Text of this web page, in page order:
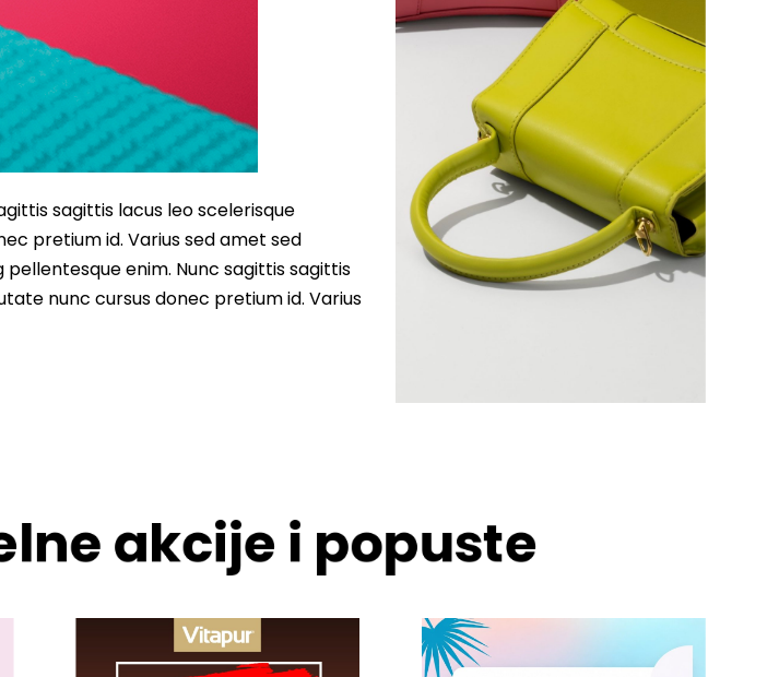
sagittis lacus leo scelerisque
pretium id. Varius sed amet sed
enim. Nunc sagittis sagittis
nunc cursus donec pretium id. Varius
akcije i popuste